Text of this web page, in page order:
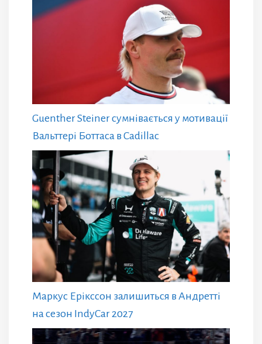
Guenther Steiner сумнівається у мотивації
Вальттері Боттаса в Cadillac
Маркус Ерікссон залишиться в Андретті
на сезон IndyCar 2027